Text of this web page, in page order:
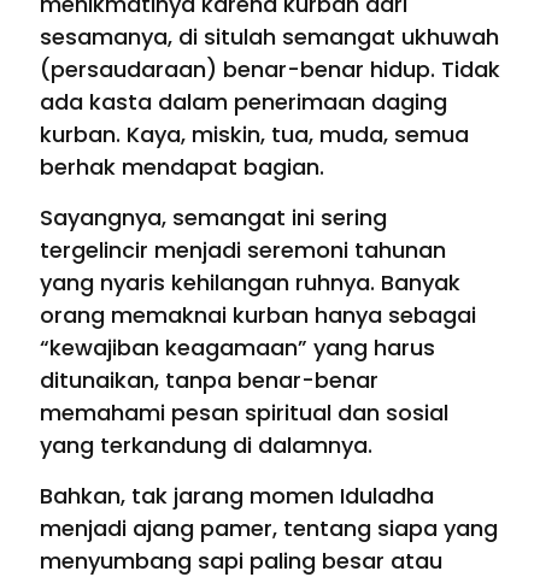
sesamanya, di situlah semangat ukhuwah
(persaudaraan) benar-benar hidup. Tidak
ada kasta dalam penerimaan daging
kurban. Kaya, miskin, tua, muda, semua
berhak mendapat bagian.
Sayangnya, semangat ini sering
tergelincir menjadi seremoni tahunan
yang nyaris kehilangan ruhnya. Banyak
orang memaknai kurban hanya sebagai
“kewajiban keagamaan” yang harus
ditunaikan, tanpa benar-benar
memahami pesan spiritual dan sosial
yang terkandung di dalamnya.
Bahkan, tak jarang momen Iduladha
menjadi ajang pamer, tentang siapa yang
menyumbang sapi paling besar atau